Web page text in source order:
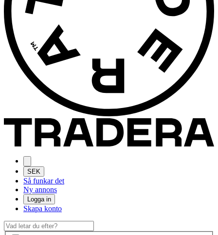
SEK
Så funkar det
Ny annons
Logga in
Skapa konto